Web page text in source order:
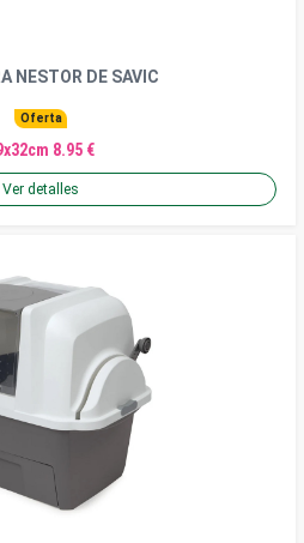
NESTOR DE SAVIC
Oferta
8.95 €
Ver detalles